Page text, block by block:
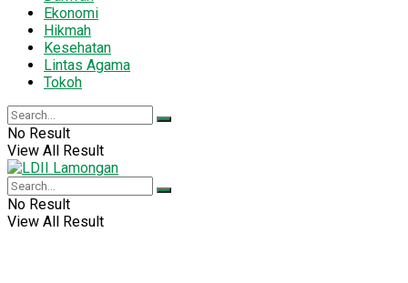
Ekonomi
Hikmah
Kesehatan
Lintas Agama
Tokoh
No Result
View All Result
No Result
View All Result